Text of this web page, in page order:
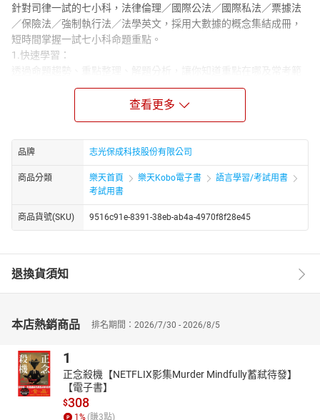
針對司律一試的七小科，法律倫理／國際公法／國際私法／票據法
／保險法／強制執行法／法學英文，採用大數據的概念集結成冊，
短時間掌握一試七小科命題重點。
1.快速學習：
透過命題趨勢、重點整理、解題分析，讓你知道重點在哪及常考範
圍，並得以合理分配時間在這些科目的準備與複習上，順利拿分。
以攻略秘笈的方式，用最短的時間，獲得最大的投資報酬率，讓考
適用對象
欲報考司法官、律師之考生
改版差異
1.新增114年司律一試最新試題暨解析
2.文字修正
4.封面增加QRC收錄107-110年前之解題
2.透過考題分布圖、重點整理、解題分析，讓你知道重點在哪、順
利拿分。
考試能夠輕鬆過關。
查看更多
品牌 志光保成科技股份有限公司
商品分類 樂天首頁 樂天Kobo電子書
語言學習/考試用書
考試用書
商品貨號(SKU) 9516c91e-8391-38eb-ab4a-4970f8f28e45
退換貨須知
本店熱銷商品 排名期間：2026/7/30 - 2026/8/5
1
正念殺機【NETFLIX影集Murder Mindfully蓄弒待發】
【電子書】
$308
1 % (賺3點)